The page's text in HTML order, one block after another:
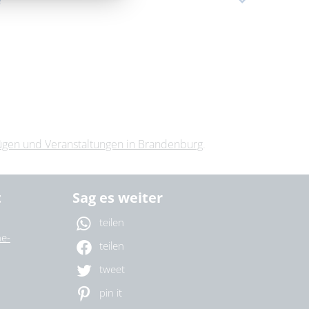
und Veranstaltungen in Brandenburg
Sag es weiter
teilen
teilen
tweet
pin it